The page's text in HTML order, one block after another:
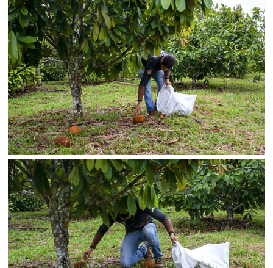
Status
SALVAR